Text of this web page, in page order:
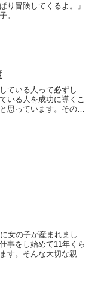
り冒険してくるよ。」
。
ている人って必ずし
いる人を成功に導くこ
思っています。その理
女の子が産まれまし
事をし始めて11年くら
す。そんな大切な親友